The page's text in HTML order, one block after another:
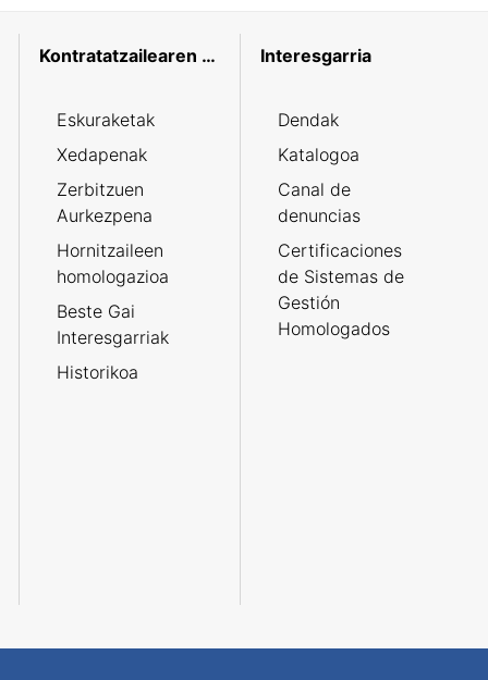
Kontratatzailearen profila
Eskuraketak
Xedapenak
Zerbitzuen
Aurkezpena
Hornitzaileen
homologazioa
Beste Gai
Interesgarriak
Historikoa
Interesgarria
Dendak
Katalogoa
Canal de
denuncias
Certificaciones
de Sistemas de
Gestión
Homologados